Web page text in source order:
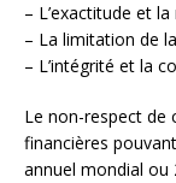
– L’exactitude et
– La limitation de
– L’intégrité et la
Le non-respect de
financières
annuel mondial ou